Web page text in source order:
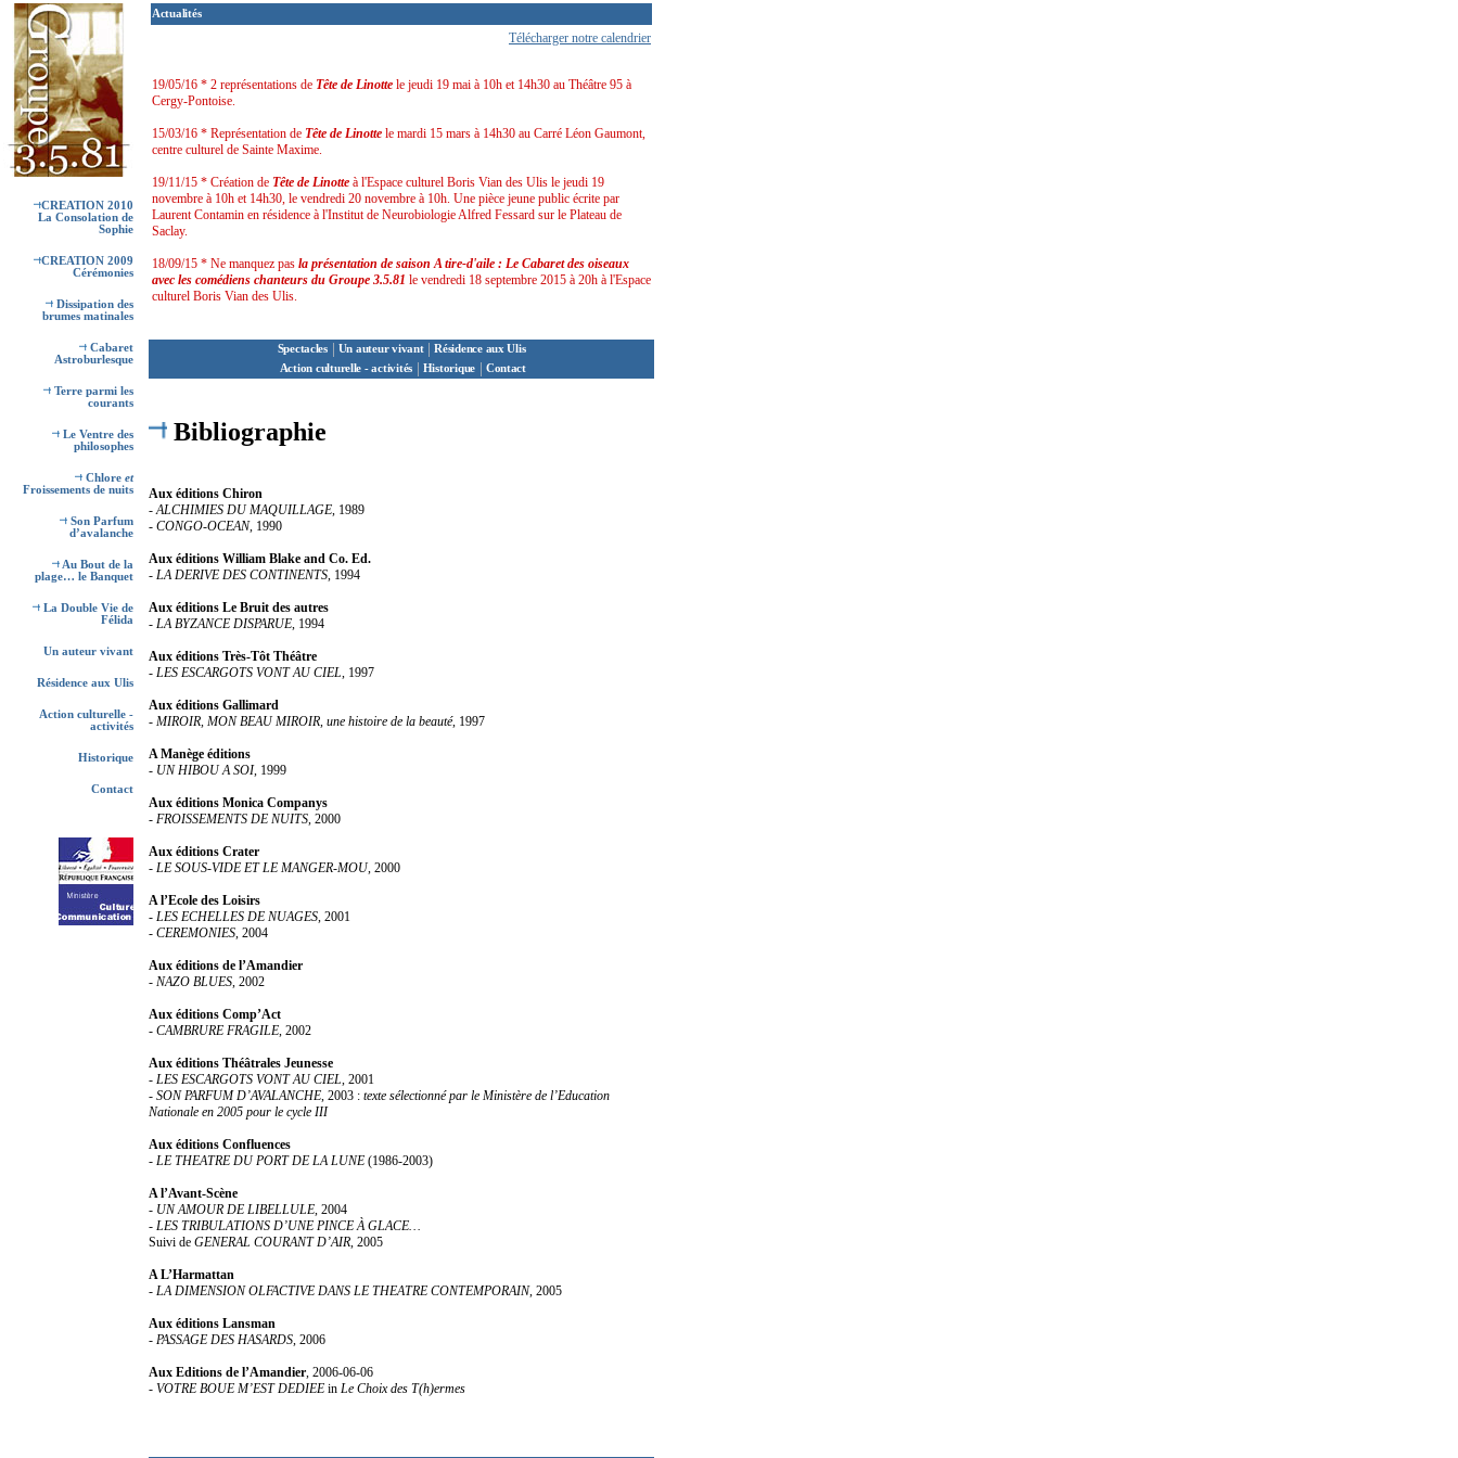
CREATION 2010
La Consolation de
Sophie
CREATION 2009
Cérémonies
Dissipation des
brumes matinales
Cabaret
Astroburlesque
Terre parmi les
courants
Le Ventre des
philosophes
Chlore et
Froissements de nuits
Son Parfum
d’avalanche
Au Bout de la
plage… le Banquet
La Double Vie de
Félida
Un auteur vivant
Résidence aux Ulis
Action culturelle -
activités
Historique
Contact
Actualités
Télécharger notre calendrier
19/05/16 * 2 représentations de Tête de Linotte le jeudi 19 mai à 10h et 14h30 au Théâtre 95 à
Cergy-Pontoise.
15/03/16 * Représentation de Tête de Linotte le mardi 15 mars à 14h30 au Carré Léon Gaumont,
centre culturel de Sainte Maxime.
19/11/15 * Création de Tête de Linotte à l'Espace culturel Boris Vian des Ulis le jeudi 19
novembre à 10h et 14h30, le vendredi 20 novembre à 10h. Une pièce jeune public écrite par
Laurent Contamin en résidence à l'Institut de Neurobiologie Alfred Fessard sur le Plateau de
Saclay.
18/09/15 * Ne manquez pas la présentation de saison A tire-d'aile : Le Cabaret des oiseaux
avec les comédiens chanteurs du Groupe 3.5.81 le vendredi 18 septembre 2015 à 20h à l'Espace
culturel Boris Vian des Ulis.
Spectacles | Un auteur vivant | Résidence aux Ulis
Action culturelle - activités | Historique | Contact
Bibliographie
Aux éditions Chiron
-ALCHIMIES DU MAQUILLAGE, 1989
- CONGO-OCEAN, 1990
Aux éditions William Blake and Co. Ed.
- LA DERIVE DES CONTINENTS, 1994
Aux éditions Le Bruit des autres
- LA BYZANCE DISPARUE, 1994
Aux éditions Très-Tôt Théâtre
- LES ESCARGOTS VONT AU CIEL, 1997
Aux éditions Gallimard
- MIROIR, MON BEAU MIROIR, une histoire de la beauté, 1997
A Manège éditions
- UN HIBOU A SOI, 1999
Aux éditions Monica Companys
- FROISSEMENTS DE NUITS, 2000
Aux éditions Crater
- LE SOUS-VIDE ET LE MANGER-MOU, 2000
A l’Ecole des Loisirs
- LES ECHELLES DE NUAGES, 2001
- CEREMONIES, 2004
Aux éditions de l’Amandier
- NAZO BLUES, 2002
Aux éditions Comp’Act
- CAMBRURE FRAGILE, 2002
Aux éditions Théâtrales Jeunesse
- LES ESCARGOTS VONT AU CIEL, 2001
- SON PARFUM D’AVALANCHE, 2003 : texte sélectionné par le Ministère de l’Education
Nationale en 2005 pour le cycle III
Aux éditions Confluences
- LE THEATRE DU PORT DE LA LUNE (1986-2003)
A l’Avant-Scène
- UN AMOUR DE LIBELLULE, 2004
- LES TRIBULATIONS D’UNE PINCE À GLACE…
Suivi de GENERAL COURANT D’AIR, 2005
A L’Harmattan
- LA DIMENSION OLFACTIVE DANS LE THEATRE CONTEMPORAIN, 2005
Aux éditions Lansman
- PASSAGE DES HASARDS, 2006
Aux Editions de l’Amandier, 2006-06-06
- VOTRE BOUE M’EST DEDIEE in Le Choix des T(h)ermes